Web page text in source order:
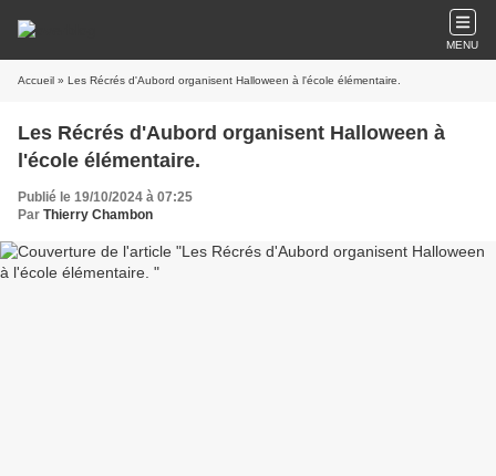
MENU
Accueil » Les Récrés d'Aubord organisent Halloween à l'école élémentaire.
Les Récrés d'Aubord organisent Halloween à
l'école élémentaire.
Publié le 19/10/2024 à 07:25
Par Thierry Chambon